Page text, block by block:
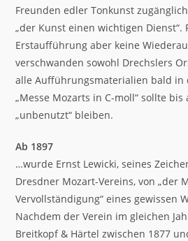
Freunden edler Tonkunst
„der Kunst einen wichtigen Dienst“.
Erstaufführung aber keine
verschwanden sowohl Drechslers
alle Aufführungsmaterialien bald in
„Messe Mozarts in C-moll“ sollte
„unbenutzt“ bleiben.
Ab 1897
…wurde Ernst Lewicki, seines
Dresdner Mozart-Vereins, von „der
Vervollständigung“ eines gewissen
Nachdem der Verein im gleichen
Breitkopf & Härtel zwischen 1877